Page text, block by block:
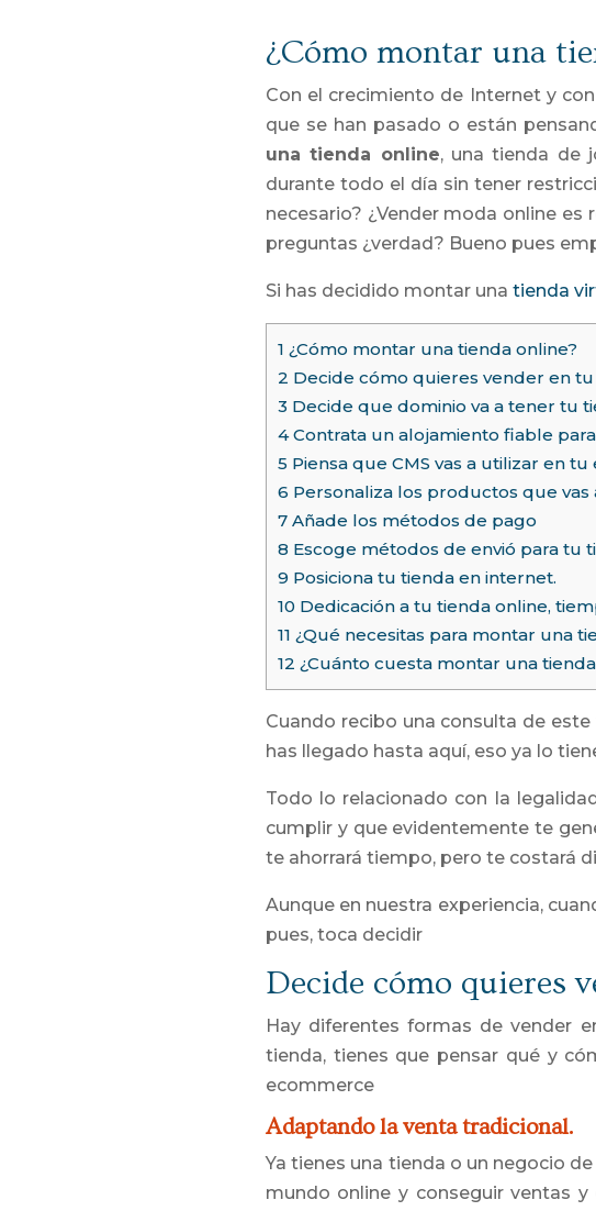
¿Cómo montar una
Con el crecimiento de Internet y
que se han pasado o están
una tienda online, una tienda de
durante todo el día sin tener
necesario? ¿Vender moda online
preguntas ¿verdad? Bueno pues
Si has decidido montar una tienda
1 ¿Cómo montar una tienda online?
2 Decide cómo quieres vender en
3 Decide que dominio va a tener tu
4Contrata un alojamiento fiable
5 Piensa que CMS vas a utilizar en
6 Personaliza los productos que vas
7Añade los métodos de pago
8 Escoge métodos de envió para tu
9Posiciona tu tienda en internet.
10Dedicación a tu tienda online,
11 ¿Qué necesitas para montar una
12 ¿Cuánto cuesta montar una
Cuando recibo una consulta de
has llegado hasta aquí, eso ya lo
Todo lo relacionado con la
cumplir y que evidentemente te
te ahorrará tiempo, pero te costará
Aunque en nuestra experiencia,
pues, toca decidir
Decide cómo quieres
Hay diferentes formas de vender
tienda, tienes que pensar qué y
ecommerce
Adaptando la venta tradicional.
Ya tienes una tienda o un negocio
mundo online y conseguir ventas